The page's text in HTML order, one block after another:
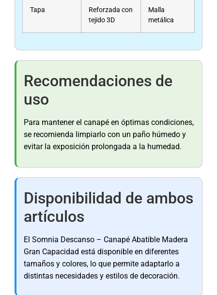
Tapa
Reforzada con
tejido 3D
Malla
metálica
Recomendaciones de
uso
Para mantener el canapé en óptimas condiciones,
se recomienda limpiarlo con un paño húmedo y
evitar la exposición prolongada a la humedad.
Disponibilidad de ambos
artículos
El Somnia Descanso – Canapé Abatible Madera
Gran Capacidad está disponible en diferentes
tamaños y colores, lo que permite adaptarlo a
distintas necesidades y estilos de decoración.